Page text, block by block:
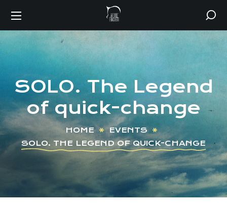
SOLO. The Legend
of quick-change
HOME
EVENTS
SOLO. THE LEGEND OF QUICK-CHANGE